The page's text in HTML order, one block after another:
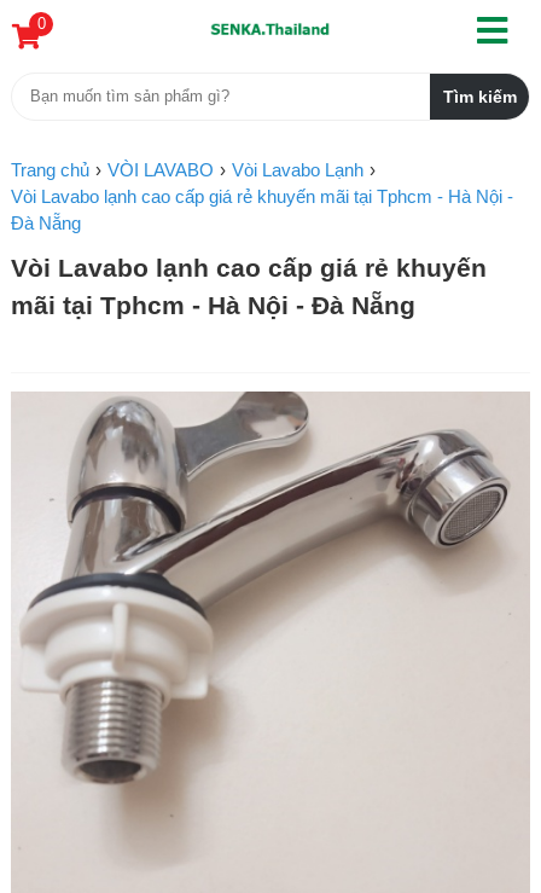
0
Trang chủ VÒI LAVABO
Vòi Lavabo Lạnh
Vòi Lavabo lạnh cao cấp giá rẻ khuyến mãi tại Tphcm - Hà Nội -
Đà Nẵng
Vòi Lavabo lạnh cao cấp giá rẻ khuyến
mãi tại Tphcm - Hà Nội - Đà Nẵng